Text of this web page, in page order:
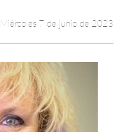
Miércoles 7 de junio de 2023